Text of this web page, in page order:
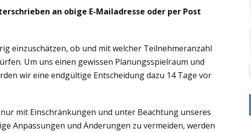
an obige E-Mailadresse oder per Post
einzuschätzen, ob und mit welcher Teilnehmeranzahl
Um uns einen gewissen Planungsspielraum und
wir eine endgültige Entscheidung dazu 14 Tage vor
mit Einschränkungen und unter Beachtung unseres
Anpassungen und Änderungen zu vermeiden, werden